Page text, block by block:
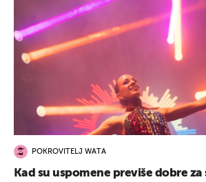
POKROVITELJ WATA
Kad su uspomene previše dobre